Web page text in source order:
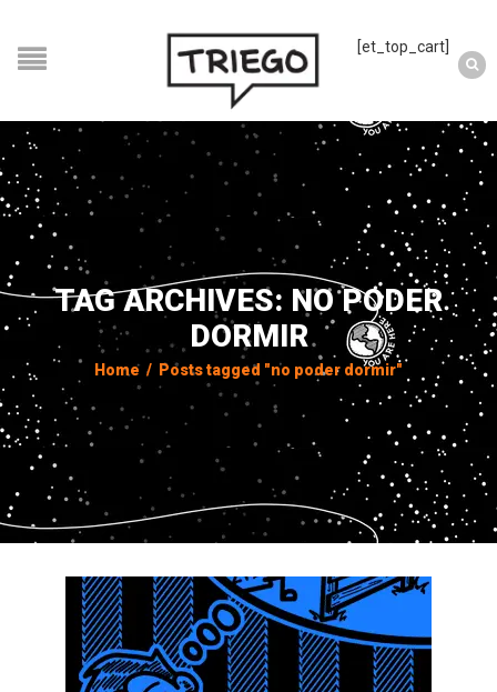
[et_top_cart]
TAG ARCHIVES: NO PODER
DORMIR
Home / Posts tagged "no poder dormir"